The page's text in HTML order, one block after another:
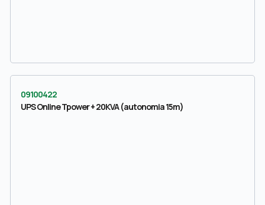
09100422
UPS Online Tpower + 20KVA (autonomia 15m)